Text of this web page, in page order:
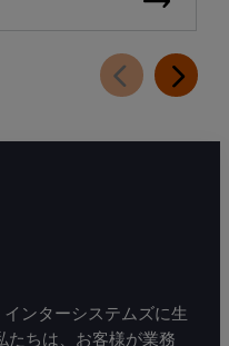
医療機関向け電子カ
ンターシステムズに生
たちは、お客様が業務